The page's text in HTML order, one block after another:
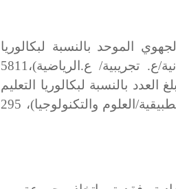
الموحد بالنسبة لبكالوريا
التعليم العام (التعليم الأصيل/الآداب والعلوم الإنسانية/ع. تجريبية/ ع.الرياضية)،5811
في حين يبلغ العدد بالنسبة لبكالوريا التعليم
التقني و التكنولوجي (ع.الإقتصادية والتدبير/الفنون التطبيقية/العلوم والتكنولوجيا)، 295